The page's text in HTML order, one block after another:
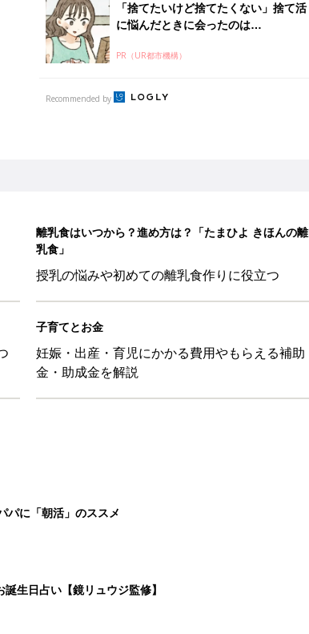
「捨てたいけど捨てたくない」捨て活
に悩んだときに会ったのは…
PR（UR都市機構）
Recommended by
離乳食はいつから？進め方は？「たまひよ きほんの離
乳食」
授乳の悩みや初めての離乳食作りに役立つ
子育てとお金
妊娠・出産・育児にかかる費用やもらえる補助
金・助成金を解説
パに「朝活」のススメ
生日占い【鏡リュウジ監修】